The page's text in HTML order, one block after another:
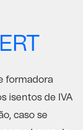
formadora
isentos de IVA
caso se